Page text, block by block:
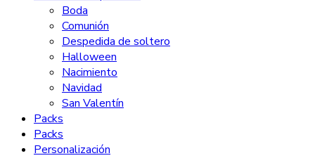
Boda
Comunión
Despedida de soltero
Halloween
Nacimiento
Navidad
San Valentín
Packs
Packs
Personalización